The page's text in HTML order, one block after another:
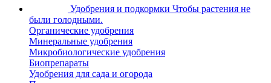
Удобрения и подкормки Чтобы растения не
были голодными.
Органические удобрения
Минеральные удобрения
Микробиологические удобрения
Биопрепараты
Удобрения для сада и огорода